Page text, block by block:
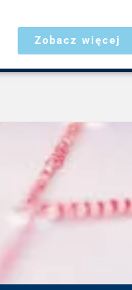
Zobacz więcej